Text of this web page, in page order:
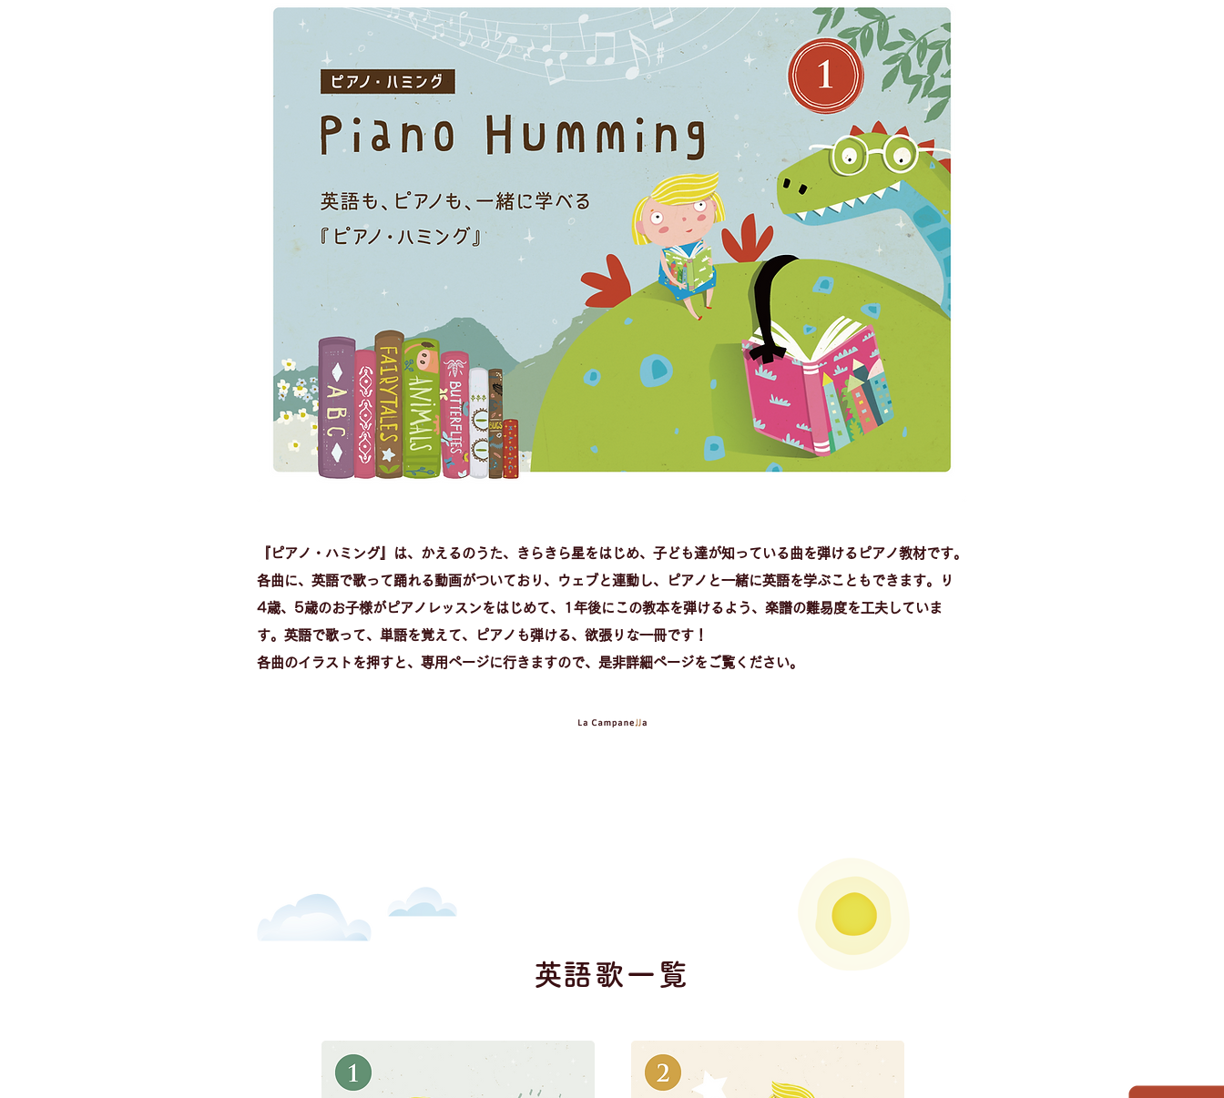
『ピアノ・ハミング』は、かえるのうた、きらきら星をはじめ、子ども達が知っている曲を弾けるピアノ教材です。
各曲に、英語で歌って踊れる動画がついており、ウェブと連動し、ピアノと一緒に英語を学ぶこともできます。り
4歳、5歳のお子様がピアノレッスンをはじめて、1年後にこの教本を弾けるよう、楽譜の難易度を工夫していま
す。英語で歌って、単語を覚えて、ピアノも弾ける、欲張りな一冊です！
各曲のイラストを押すと、専用ページに行きますので、是非詳細ページをご覧ください。​
​英語歌一覧